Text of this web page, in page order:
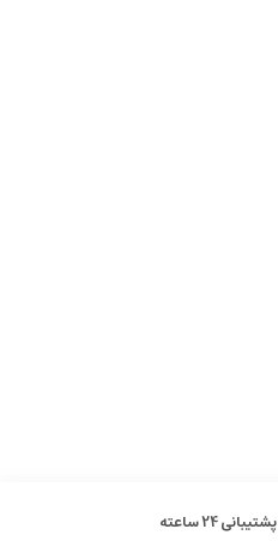
پشتیبانی 24 ساعته